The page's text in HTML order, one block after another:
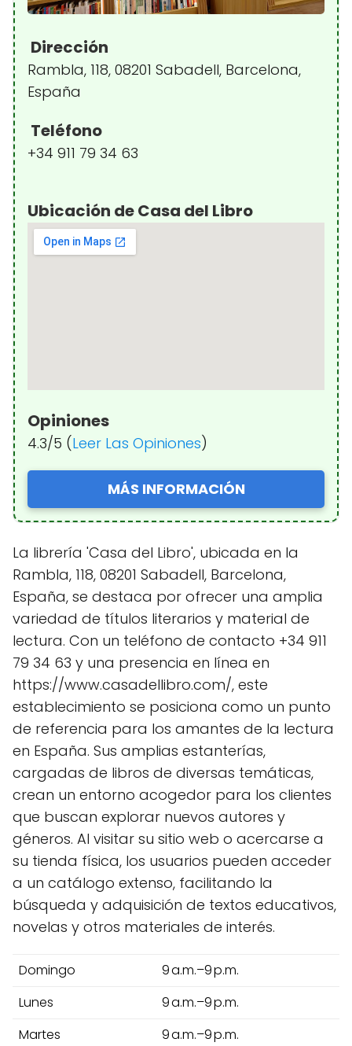
Dirección
Rambla, 118, 08201 Sabadell, Barcelona,
España
Teléfono
+34 911 79 34 63
Ubicación de Casa del Libro
Opiniones
4.3/5 (Leer Las Opiniones)
MÁS INFORMACIÓN
La librería 'Casa del Libro', ubicada en la
Rambla, 118, 08201 Sabadell, Barcelona,
España, se destaca por ofrecer una amplia
variedad de títulos literarios y material de
lectura. Con un teléfono de contacto +34 911
79 34 63 y una presencia en línea en
https://www.casadellibro.com/, este
establecimiento se posiciona como un punto
de referencia para los amantes de la lectura
en España. Sus amplias estanterías,
cargadas de libros de diversas temáticas,
crean un entorno acogedor para los clientes
que buscan explorar nuevos autores y
géneros. Al visitar su sitio web o acercarse a
su tienda física, los usuarios pueden acceder
a un catálogo extenso, facilitando la
búsqueda y adquisición de textos educativos,
novelas y otros materiales de interés.
Domingo
9 a.m.–9 p.m.
Lunes
9 a.m.–9 p.m.
Martes
9 a.m.–9 p.m.